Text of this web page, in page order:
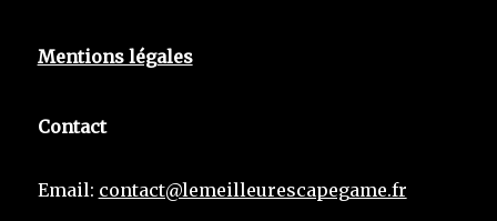
Mentions légales
Contact
Email: contact@lemeilleurescapegame.fr